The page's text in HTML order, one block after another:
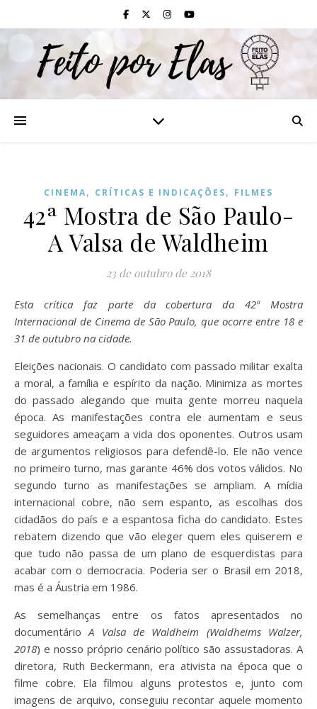
CINEMA, CRÍTICAS E INDICAÇÕES, FILMES
42ª Mostra de São Paulo-
A Valsa de Waldheim
23 de outubro de 2018
Esta crítica faz parte da cobertura da 42ª Mostra
Internacional de Cinema de São Paulo, que ocorre entre 18 e
31 de outubro na cidade.
Eleições nacionais. O candidato com passado militar exalta
a moral, a família e espírito da nação. Minimiza as mortes
do passado alegando que muita gente morreu naquela
época. As manifestações contra ele aumentam e seus
seguidores ameaçam a vida dos oponentes. Outros usam
de argumentos religiosos para defendê-lo. Ele não vence
no primeiro turno, mas garante 46% dos votos válidos. No
segundo turno as manifestações se ampliam. A mídia
internacional cobre, não sem espanto, as escolhas dos
cidadãos do país e a espantosa ficha do candidato. Estes
rebatem dizendo que vão eleger quem eles quiserem e
que tudo não passa de um plano de esquerdistas para
acabar com o democracia. Poderia ser o Brasil em 2018,
mas é a Áustria em 1986.
As semelhanças entre os fatos apresentados no
documentárioA Valsa de Waldheim (Waldheims Walzer,
2018) e nosso próprio cenário político são assustadoras. A
diretora, Ruth Beckermann, era ativista na época que o
filme cobre. Ela filmou alguns protestos e, junto com
imagens de arquivo, conseguiu recontar aquele momento